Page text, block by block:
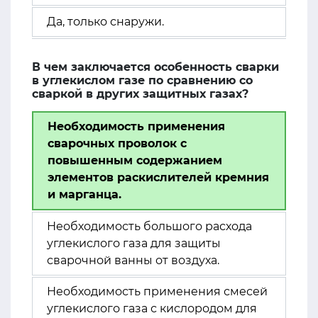
Да, только снаружи.
В чем заключается особенность сварки
в углекислом газе по сравнению со
сваркой в других защитных газах?
Необходимость применения
сварочных проволок с
повышенным содержанием
элементов раскислителей кремния
и марганца.
Необходимость большого расхода
углекислого газа для защиты
сварочной ванны от воздуха.
Необходимость применения смесей
углекислого газа с кислородом для